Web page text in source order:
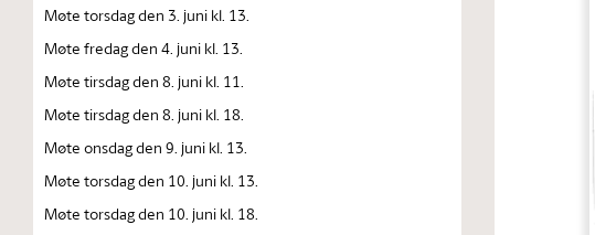
Møte torsdag den 3. juni kl. 13.
Møte fredag den 4. juni kl. 13.
Møte tirsdag den 8. juni kl. 11.
Møte tirsdag den 8. juni kl. 18.
Møte onsdag den 9. juni kl. 13.
Møte torsdag den 10. juni kl. 13.
Møte torsdag den 10. juni kl. 18.